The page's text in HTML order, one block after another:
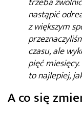
nastąpić
z większym
czasu, ale
pięć
to najlepiej,
A co się